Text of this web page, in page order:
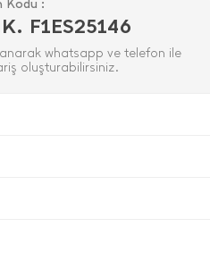
Kodu :
F1ES25146
whatsapp ve telefon ile
oluşturabilirsiniz.